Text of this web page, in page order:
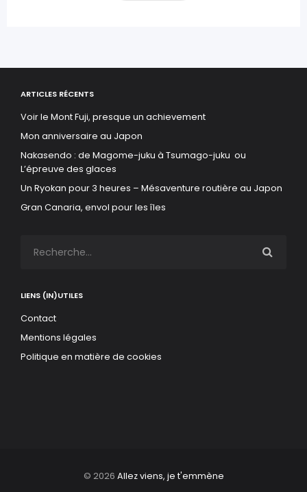
ARTICLES RÉCENTS
Voir le Mont Fuji, presque un achievement
Mon anniversaire au Japon
Nakasendo : de Magome-juku à Tsumago-juku ou
L’épreuve des glaces
Un Ryokan pour 3 heures – Mésaventure routière au Japon
Gran Canaria, envol pour les îles
LIENS (IN)UTILES
Contact
Mentions légales
Politique en matière de cookies
© 2026 Allez viens, je t'emmène